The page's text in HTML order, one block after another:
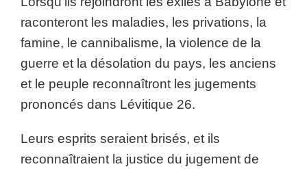
raconteront les maladies, les privations, la
famine, le cannibalisme, la violence de la
guerre et la désolation du pays, les anciens
et le peuple reconnaîtront les jugements
prononcés dans Lévitique 26.
Leurs esprits seraient brisés, et ils
reconnaîtraient la justice du jugement de